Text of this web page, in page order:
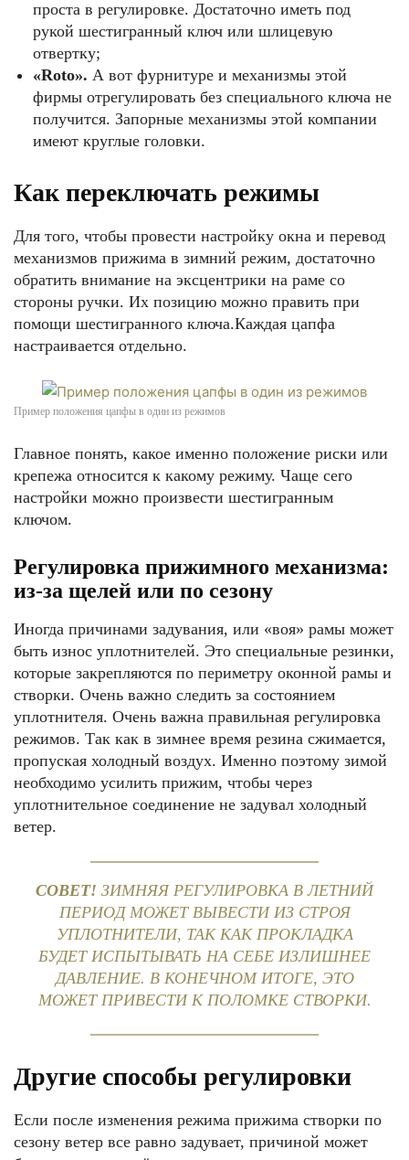
проста в регулировке. Достаточно иметь под
рукой шестигранный ключ или шлицевую
отвертку;
«Roto». А вот фурнитуре и механизмы этой
фирмы отрегулировать без специального ключа не
получится. Запорные механизмы этой компании
имеют круглые головки.
Как переключать режимы
Для того, чтобы провести настройку окна и перевод
механизмов прижима в зимний режим, достаточно
обратить внимание на эксцентрики на раме со
стороны ручки. Их позицию можно править при
помощи шестигранного ключа.Каждая цапфа
настраивается отдельно.
Пример положения цапфы в один из режимов
Главное понять, какое именно положение риски или
крепежа относится к какому режиму. Чаще сего
настройки можно произвести шестигранным
ключом.
Регулировка прижимного механизма:
из-за щелей или по сезону
Иногда причинами задувания, или «воя» рамы может
быть износ уплотнителей. Это специальные резинки,
которые закрепляются по периметру оконной рамы и
створки. Очень важно следить за состоянием
уплотнителя. Очень важна правильная регулировка
режимов. Так как в зимнее время резина сжимается,
пропуская холодный воздух. Именно поэтому зимой
необходимо усилить прижим, чтобы через
уплотнительное соединение не задувал холодный
ветер.
СОВЕТ! ЗИМНЯЯ РЕГУЛИРОВКА В ЛЕТНИЙ
ПЕРИОД МОЖЕТ ВЫВЕСТИ ИЗ СТРОЯ
УПЛОТНИТЕЛИ, ТАК КАК ПРОКЛАДКА
БУДЕТ ИСПЫТЫВАТЬ НА СЕБЕ ИЗЛИШНЕЕ
ДАВЛЕНИЕ. В КОНЕЧНОМ ИТОГЕ, ЭТО
МОЖЕТ ПРИВЕСТИ К ПОЛОМКЕ СТВОРКИ.
Другие способы регулировки
Если после изменения режима прижима створки по
сезону ветер все равно задувает, причиной может